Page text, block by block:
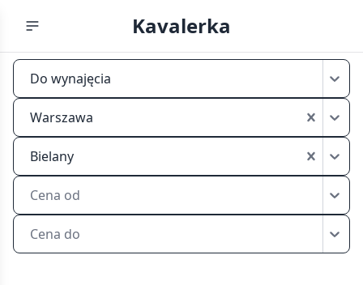
Kavalerka
Mikrokawalerki
wynajęcia
Bielany
Do wynajęcia
Warszawa
Bielany
Cena od
Cena do